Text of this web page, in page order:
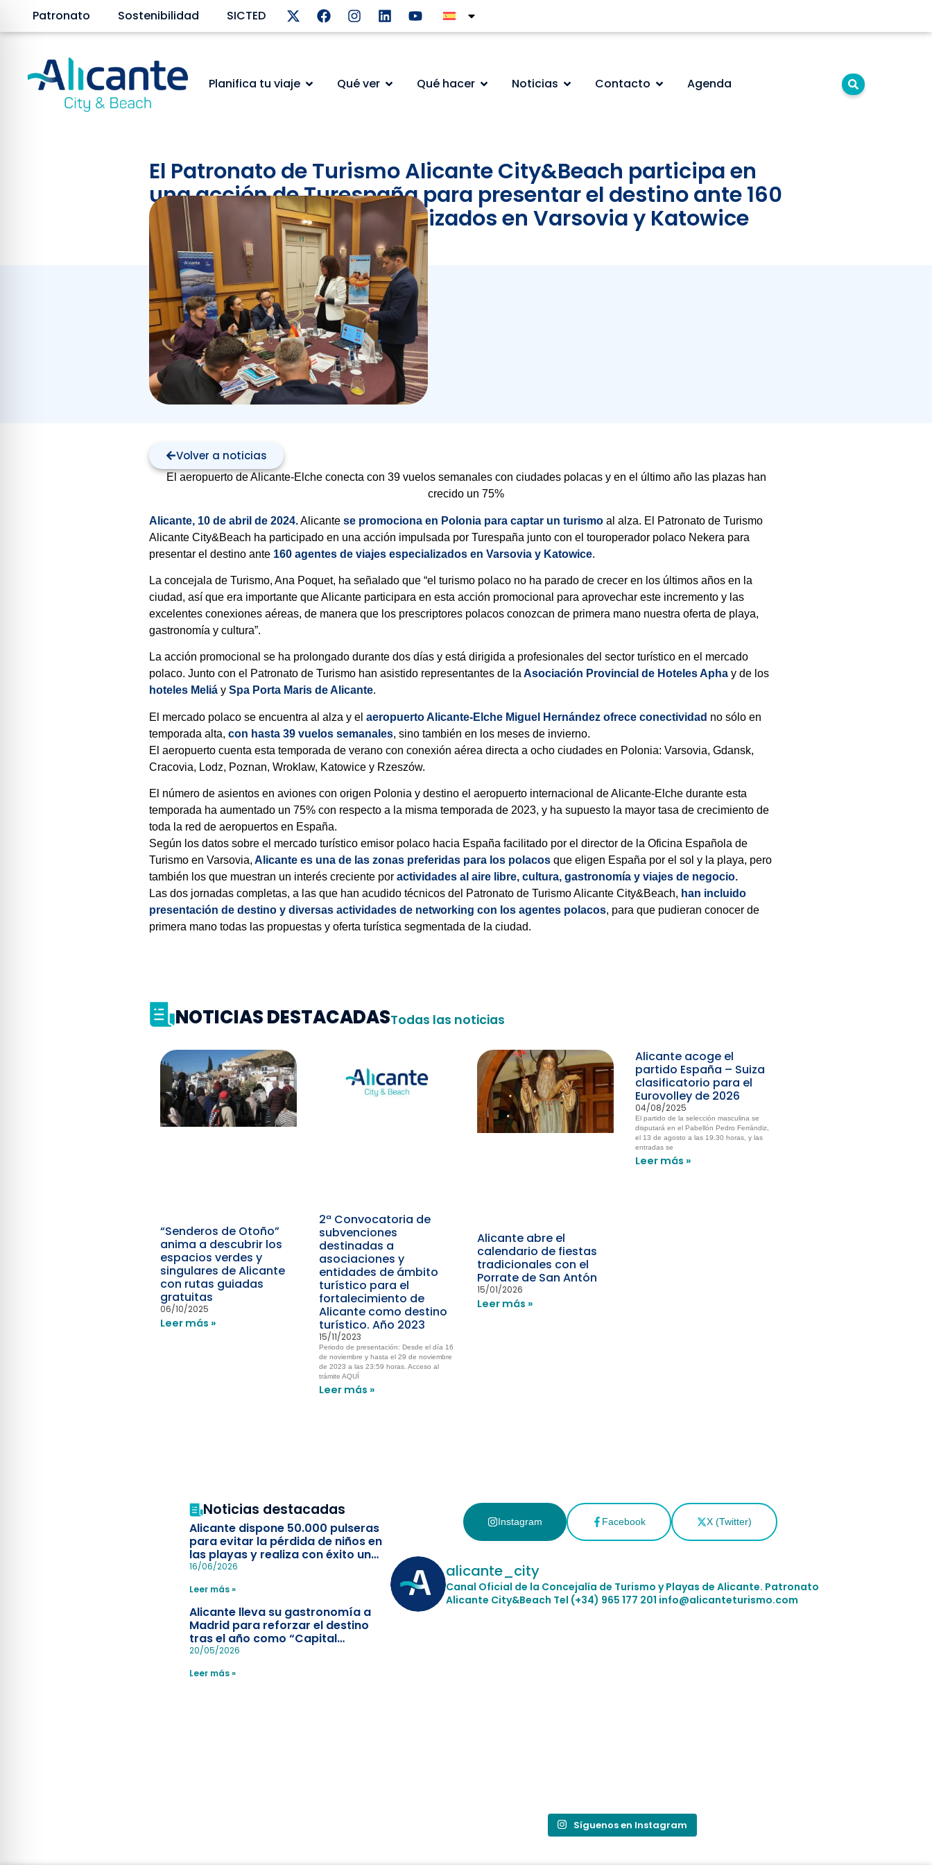
Patronato Sostenibilidad SICTED
Planifica tu viaje Qué ver Qué hacer Noticias Contacto Agenda
El Patronato de Turismo Alicante City&Beach participa en
una acción de Turespaña para presentar el destino ante 160
agentes de viajes especializados en Varsovia y Katowice
Abril 10, 2024
Volver a noticias
El aeropuerto de Alicante-Elche conecta con 39 vuelos semanales con ciudades polacas y en el último año las plazas han
crecido un 75%
Alicante, 10 de abril de 2024.Alicantese promociona en Polonia para captar un turismo al alza. El Patronato de Turismo
Alicante City&Beach ha participado en una acción impulsada por Turespaña junto con el touroperador polaco Nekera para
presentar el destino ante 160 agentes de viajes especializados en Varsovia y Katowice.
La concejala de Turismo, Ana Poquet, ha señalado que “el turismo polaco no ha parado de crecer en los últimos años en la
ciudad, así que era importante que Alicante participara en esta acción promocional para aprovechar este incremento y las
excelentes conexiones aéreas, de manera que los prescriptores polacos conozcan de primera mano nuestra oferta de playa,
gastronomía y cultura”.
La acción promocional se ha prolongado durante dos días y está dirigida a profesionales del sector turístico en el mercado
polaco. Junto con el Patronato de Turismo han asistido representantes de la Asociación Provincial de Hoteles Apha y de los
hoteles Meliá ySpa Porta Maris de Alicante.
El mercado polaco se encuentra al alza y el aeropuerto Alicante-Elche Miguel Hernández ofrece conectividad no sólo en
temporada alta,con hasta 39 vuelos semanales, sino también en los meses de invierno.
El aeropuerto cuenta esta temporada de verano con conexión aérea directa a ocho ciudades en Polonia: Varsovia, Gdansk,
Cracovia, Lodz, Poznan, Wroklaw, Katowice y Rzeszów.
El número de asientos en aviones con origen Polonia y destino el aeropuerto internacional de Alicante-Elche durante esta
temporada ha aumentado un 75% con respecto a la misma temporada de 2023, y ha supuesto la mayor tasa de crecimiento de
toda la red de aeropuertos en España.
Según los datos sobre el mercado turístico emisor polaco hacia España facilitado por el director de la Oficina Española de
Turismo en Varsovia, Alicante es una de las zonas preferidas para los polacos que eligen España por el sol y la playa, pero
también los que muestran un interés creciente poractividades al aire libre, cultura, gastronomía y viajes de negocio.
Las dos jornadas completas, a las que han acudido técnicos del Patronato de Turismo Alicante City&Beach, han incluido
presentación de destino y diversas actividades de networking con los agentes polacos, para que pudieran conocer de
primera mano todas las propuestas y oferta turística segmentada de la ciudad.
NOTICIAS DESTACADASTodas las noticias
“Senderos de Otoño”
anima a descubrir los
espacios verdes y
singulares de Alicante
con rutas guiadas
gratuitas
06/10/2025
Leer más »
2ª Convocatoria de
subvenciones
destinadas a
asociaciones y
entidades de ámbito
turístico para el
fortalecimiento de
Alicante como destino
turístico. Año 2023
15/11/2023
Periodo de presentación: Desde el día 16
de noviembre y hasta el 29 de noviembre
de 2023 a las 23:59 horas. Acceso al
trámite AQUÍ
Leer más »
Alicante abre el
calendario de fiestas
tradicionales con el
Porrate de San Antón
15/01/2026
Leer más »
Alicante acoge el
partido España – Suiza
clasificatorio para el
Eurovolley de 2026
04/08/2025
El partido de la selección masculina se
disputará en el Pabellón Pedro Ferrándiz,
el 13 de agosto a las 19.30 horas, y las
entradas se
Leer más »
Noticias destacadas
Alicante dispone 50.000 pulseras
para evitar la pérdida de niños en
las playas y realiza con éxito un
simulacro de socorrismo
16/06/2026
Leer más »
Alicante lleva su gastronomía a
Madrid para reforzar el destino
tras el año como “Capital
Española”
20/05/2026
Leer más »
Instagram Facebook X (Twitter)
alicante_city
Canal Oficial de la Concejalía de Turismo y Playas de Alicante. Patronato
Alicante City&Beach Tel (+34) 965 177 201 info@alicanteturismo.com
Síguenos en Instagram